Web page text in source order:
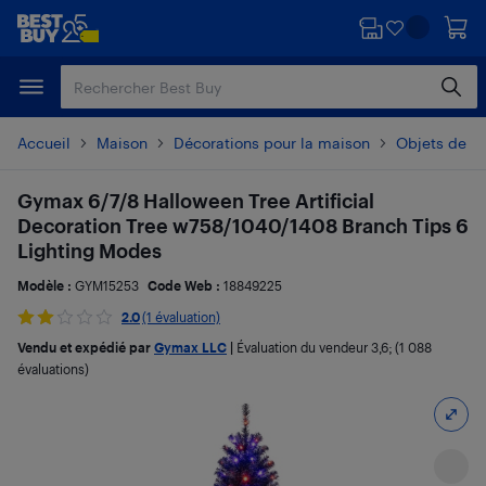
Passer
principal
Passer
Accueil Maison Décorations pour la maison Objets de
Gymax 6/7/8 Halloween Tree Artificial
Decoration Tree w758/1040/1408 Branch Tips 6
Lighting Modes
Modèle : GYM15253 Code Web : 18849225
2.0(1 évaluation)
Vendu et expédié par Gymax LLC Évaluation du vendeur 3,6; (1 088
évaluations)